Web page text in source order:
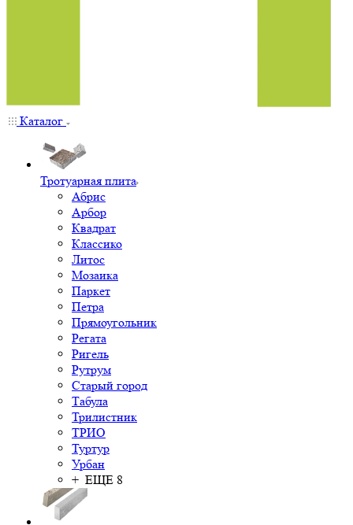
Каталог
Тротуарная плита
Абрис
Арбор
Квадрат
Классико
Литос
Мозаика
Паркет
Петра
Прямоугольник
Регата
Ригель
Рутрум
Старый город
Табула
Трилистник
ТРИО
Туртур
Урбан
+ ЕЩЕ 8